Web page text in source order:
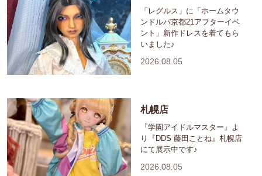
「レグルス」に「ホームタウ
ンドルパ京都21アフターイベ
ント」新作ドレスを着てもら
いました♪
2026.08.05
札幌店
『学園アイドルマスター』よ
り『DDS 藤田ことね』札幌店
にて展示中です♪
2026.08.05